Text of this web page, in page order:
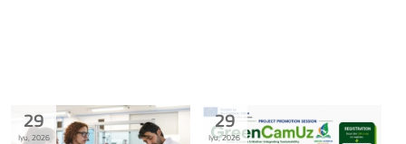
29
Iyu, 2026
29
Iyu, 2026